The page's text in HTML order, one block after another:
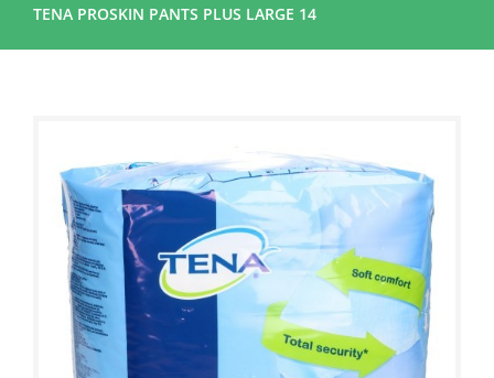
TENA PROSKIN PANTS PLUS LARGE 14